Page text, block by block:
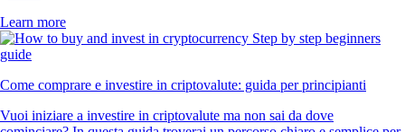
Learn more
Come comprare e investire in criptovalute: guida per principianti
Vuoi iniziare a investire in criptovalute ma non sai da dove